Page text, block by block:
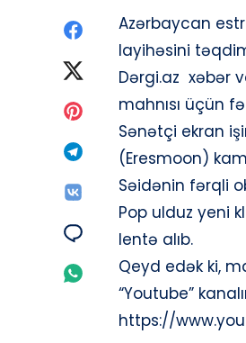
Paylaş
Facebook
Paylaş
Twitter
Paylaş
Pinterest
Paylaş
Telegram
Paylaş
Paylaş
Email
Paylaş
Azərbaycan
layihəsini
Dərgi.az xəbər
mahnısı üçün
Sənətçi ekran
(Eresmoon)
Səidənin fərqli
Pop ulduz yeni
lentə alıb.
Qeyd edək ki,
“Youtube”
https://